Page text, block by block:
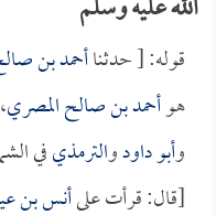
قوله: [ حدثناأحمد بن
هوأحمد بن صالح المصري
وأبو داودوالترمذيفي
[قال: قرأت علىأنس بن